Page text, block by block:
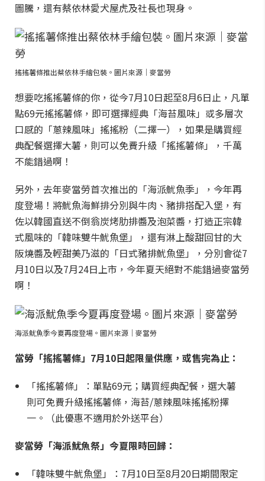
圖騰，還有蔡依林愛犬屋虎及社長也現身。
搖搖薯條推出蔡依林手繪包裝。圖片來源｜麥當勞
想要吃搖搖薯條的你，從今7月10日起至8月6日止，凡單
點69元搖搖薯條，即可選擇經典「海苔風味」或多層次
口感的「蔥辣風味」搖搖粉（二擇一），如果是購買經
典配餐選擇大薯，則可以免費升級「搖搖薯條」，千萬
不能錯過啊！
另外，去年麥當勞首次推出的「海派魷魚季」，今年再
度登場！將魷魚海鮮排分別與牛肉、豬排搭配入堡，有
佐以韓國直送不倒翁炭烤肋排醬及泡菜醬，打造正宗韓
式風味的「韓味雙牛魷魚堡」，還有淋上酸甜回甘的大
阪燒醬及輕甜美乃滋的「日式豬排魷魚堡」，分別會從7
月10日以及7月24日上市，今年夏天絕對不能錯過麥當勞
啊！
海派魷魚季今夏再度登場。圖片來源｜麥當勞
當勞「搖搖薯條」7月10日起限量供應，或售完為止：
「搖搖薯條」：單點69元；購買經典配餐，選大薯
則可免費升級搖搖薯條，海苔/蔥辣風味搖搖粉擇
一。（此優惠不適用於外送平台）
麥當勞「海派魷魚祭」今夏限時回歸：
「韓味雙牛魷魚堡」：7月10日至8月20日期間限定